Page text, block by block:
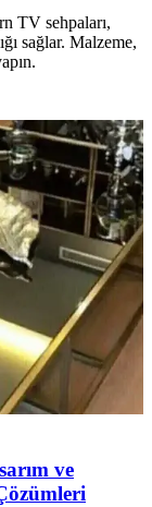
TV sehpaları,
sağlar. Malzeme,
ve